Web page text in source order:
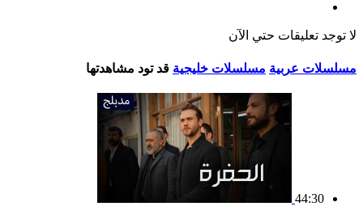
لا توجد تعليقات حتي الآن
مسلسلات عربية مسلسلات خليجية قد تود مشاهدتها
44:30